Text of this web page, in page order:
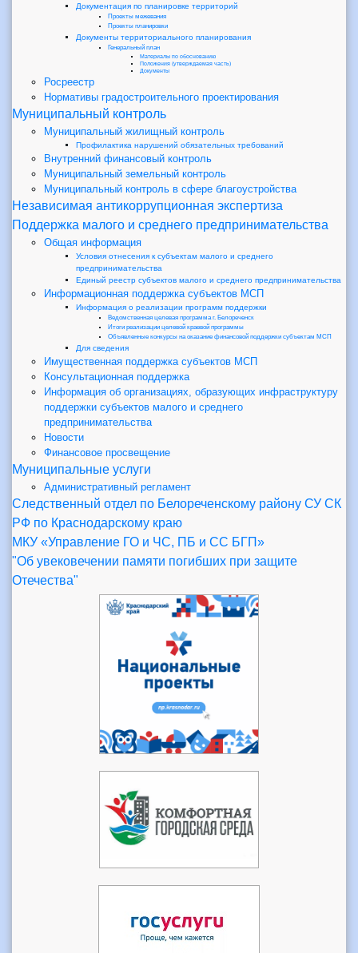
Документация по планировке территорий
Проекты межевания
Проекты планировки
Документы территориального планирования
Генеральный план
Материалы по обоснованию
Положения (утверждаемая часть)
Документы
Росреестр
Нормативы градостроительного проектирования
Муниципальный контроль
Муниципальный жилищный контроль
Профилактика нарушений обязательных требований
Внутренний финансовый контроль
Муниципальный земельный контроль
Муниципальный контроль в сфере благоустройства
Независимая антикоррупционная экспертиза
Поддержка малого и среднего предпринимательства
Общая информация
Условия отнесения к субъектам малого и среднего
предпринимательства
Единый реестр субъектов малого и среднего предпринимательства
Информационная поддержка субъектов МСП
Информация о реализации программ поддержки
Ведомственная целевая программа г. Белореченск
Итоги реализации целевой краевой программы
Объявленные конкурсы на оказание финансовой поддержки субъектам МСП
Для сведения
Имущественная поддержка субъектов МСП
Консультационная поддержка
Информация об организациях, образующих инфраструктуру
поддержки субъектов малого и среднего
предпринимательства
Новости
Финансовое просвещение
Муниципальные услуги
Административный регламент
Следственный отдел по Белореченскому району СУ СК
РФ по Краснодарскому краю
МКУ «Управление ГО и ЧС, ПБ и СС БГП»
"Об увековечении памяти погибших при защите
Отечества"